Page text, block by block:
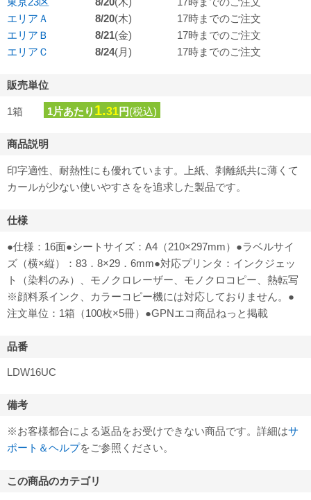
エリアＡ
8/20(木)
17時までのご注文
エリアＢ
8/21(金)
17時までのご注文
エリアＣ
8/24(月) 17時までのご注文
販売単位
1箱 1片あたり 1.31円(税込)
商品説明
印字適性、耐熱性にも優れています。上紙、剥離紙共に薄くて
カールが少ない使いやすさをを追求した製品です。
仕様
●仕様：16面●シートサイズ：A4（210×297mm）●ラベルサイ
ズ（横×縦）：83．8×29．6mm●対応プリンタ：インクジェッ
ト（染料のみ）、モノクロレーザー、モノクロコピー、熱転写
※顔料系インク、カラーコピー機には対応しておりません。●
注文単位：1箱（100枚×5冊）●GPNエコ商品ねっと掲載
品番
LDW16UC
備考
※お客様都合による返品をお受けできない商品です。詳細はサ
ポート＆ヘルプをご参照ください。
この商品のカテゴリ